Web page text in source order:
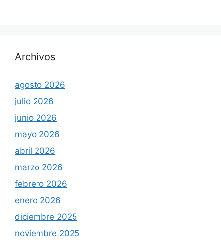
Archivos
agosto 2026
julio 2026
junio 2026
mayo 2026
abril 2026
marzo 2026
febrero 2026
enero 2026
diciembre 2025
noviembre 2025